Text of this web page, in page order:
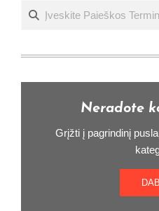
Ieškoti
Neradote
Grįžti į pagrindinį